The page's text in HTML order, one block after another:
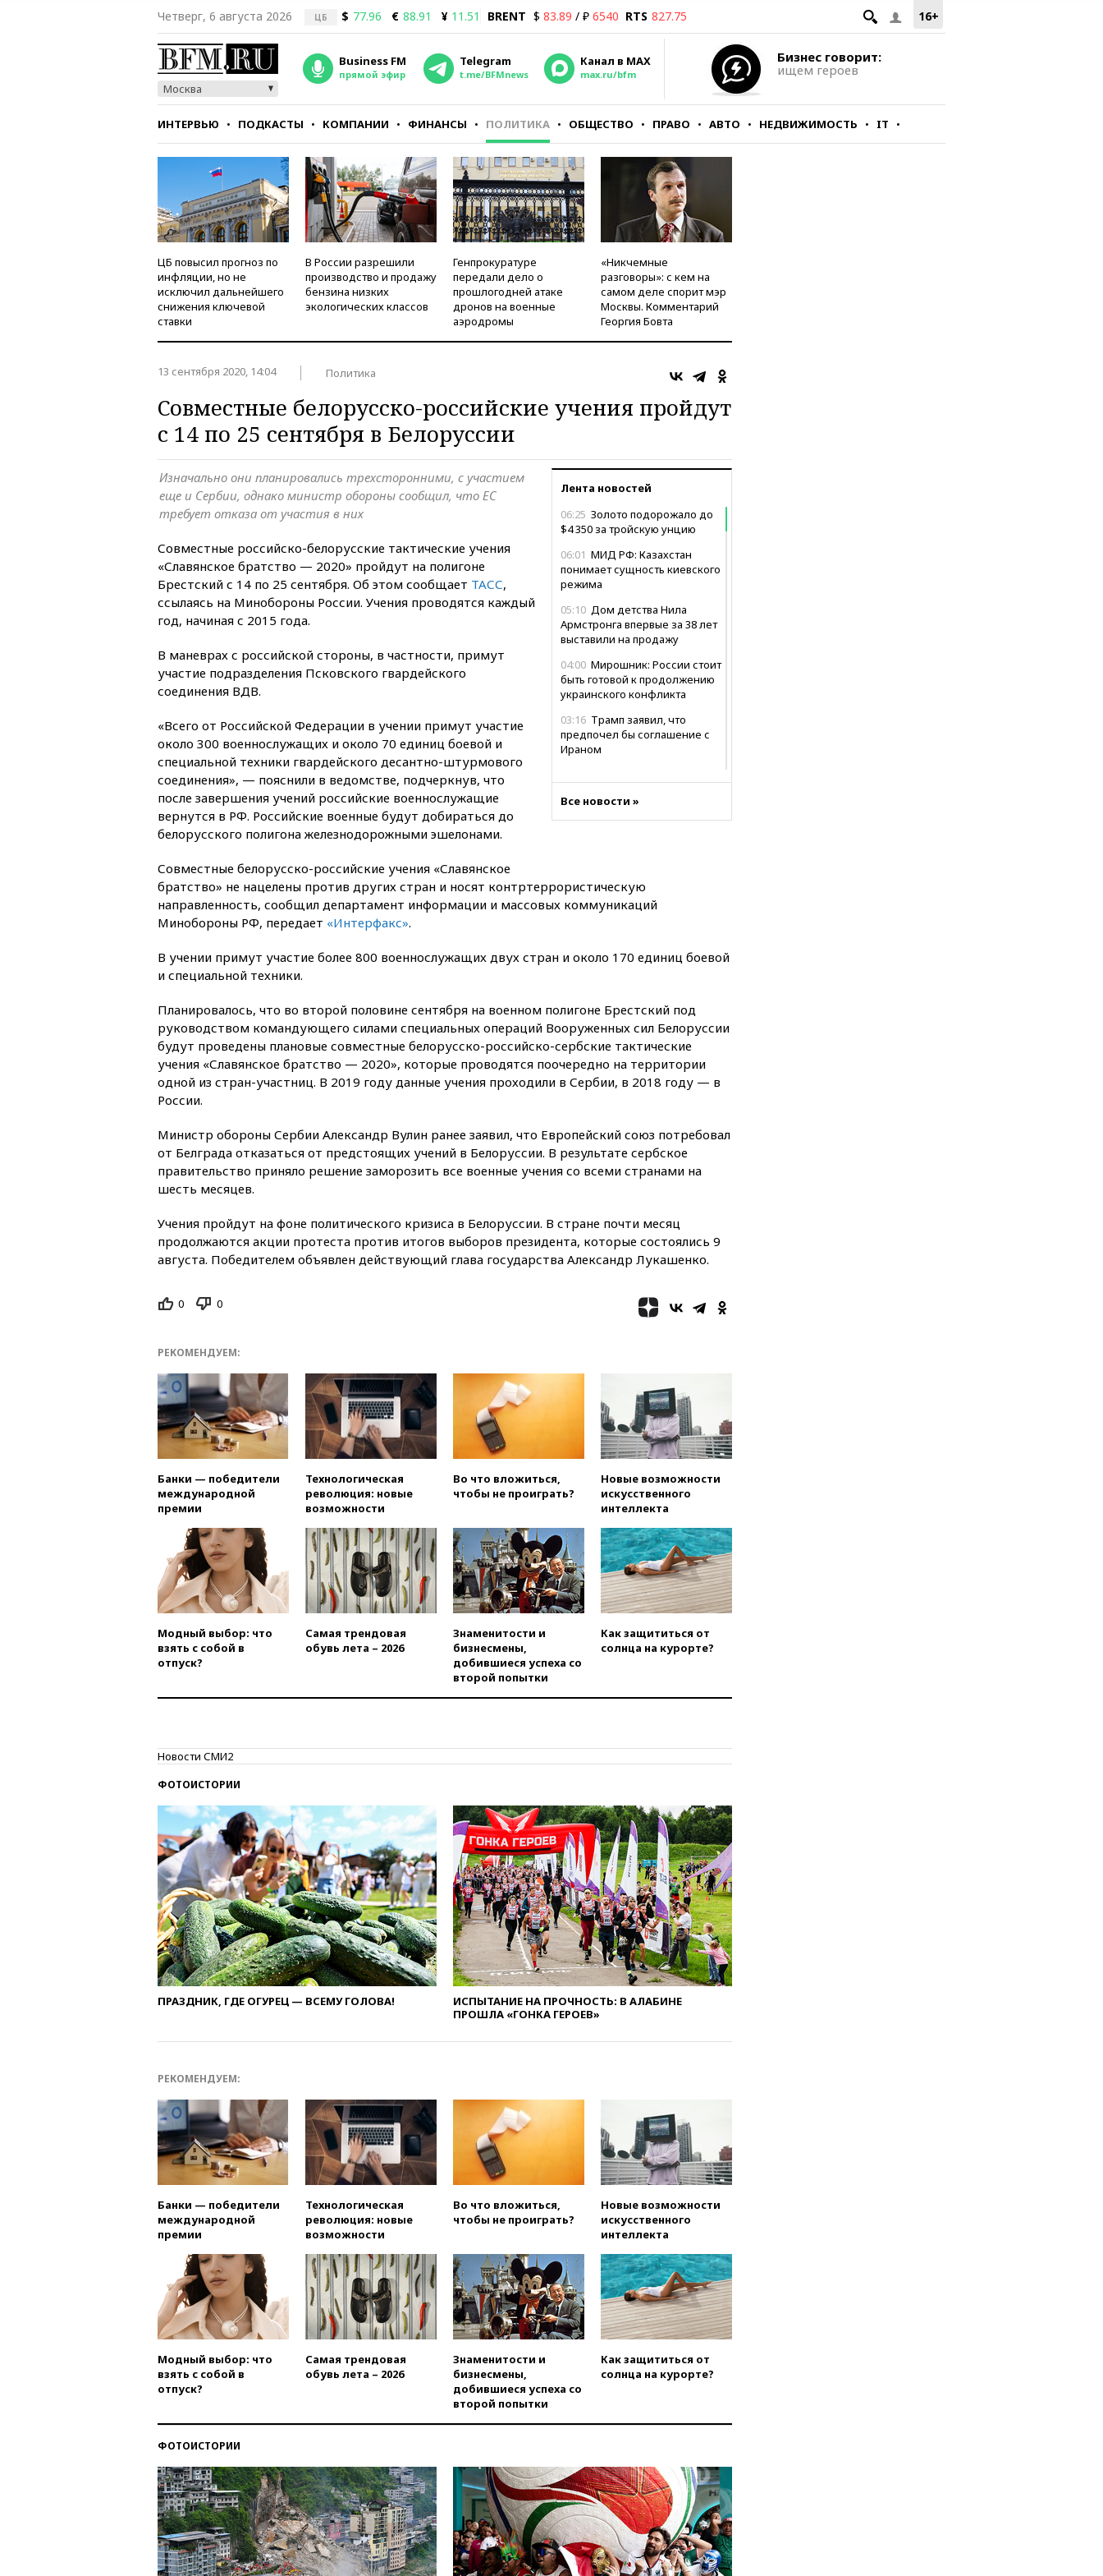
16+
Четверг, 6 августа 2026 ЦБ $ 77.96 € 88.91 ¥ 11.51 BRENT $ 83.89 / ₽ 6540 RTS 827.75
Москва
Business FM
прямой эфир
Telegram
t.me/BFMnews
Канал в MAX
max.ru/bfm
Бизнес говорит:
ищем героев
ИНТЕРВЬЮ ПОДКАСТЫ КОМПАНИИ ФИНАНСЫ ПОЛИТИКА ОБЩЕСТВО ПРАВО АВТО НЕДВИЖИМОСТЬ IT
СТИЛЬ ТЕСТЫ
ЦБ повысил прогноз по
инфляции, но не
исключил дальнейшего
снижения ключевой
ставки
В России разрешили
производство и продажу
бензина низких
экологических классов
Генпрокуратуре
передали дело о
прошлогодней атаке
дронов на военные
аэродромы
«Никчемные
разговоры»: с кем на
самом деле спорит мэр
Москвы. Комментарий
Георгия Бовта
13 сентября 2020, 14:04 Политика
Совместные белорусско-российские учения пройдут
с 14 по 25 сентября в Белоруссии
Лента новостей
06:25 Золото подорожало до
$4 350 за тройскую унцию
06:01 МИД РФ: Казахстан
понимает сущность киевского
режима
05:10 Дом детства Нила
Армстронга впервые за 38 лет
выставили на продажу
04:00 Мирошник: России стоит
быть готовой к продолжению
украинского конфликта
03:16 Трамп заявил, что
предпочел бы соглашение с
Ираном
области все еще неизвестна
00:05 Девочка с «маской
Бэтмена» показала лицо
после последней операции
историка Артема Кирпиченка
разгромил «Оренбург» в
Кубке России
вчера, 23:00 Пост Дмитриева в
X о миграционном кризисе в
Сеуте набрал миллион
просмотров
банкротство «Кванта» не
означает прекращения
производства телевизоров в
РФ
вагонов сошли с рельсов в
Оренбургской области
вчера, 22:22 Минфин: в июле
Аксаков: ЦБ
подтвердили, что конкурс
пройдет в Саудовской Аравии
вчера, 21:35Машков: в РФ
подготовили концепцию
искусства до 2035 года
вчера, 21:21 Правительство
бензина старых
экологических классов
вчера, 21:15Путин обсудил с
Машковым 150-летие Союза
театральных деятелей
вчера, 20:47 Newsweek:
«взрывная» диарея охватила
47 из 50 штатов США
сбила 200 украинских
главы «Уралдронзавода»
после взрыва ничего не
угрожает
вчера, 20:08По всей Грузии
снова отключилось
электричество
вчера, 20:00Зеленский связал
дефицит ракет с попыткой
Запада принудить Киев к
уступкам
примет беспрецедентные
меры безопасности во время
вчера, 19:25
Путин
прокомментировал первый
номер «Единой России» в
бюллетене
вчера, 19:15Путин обсудил с
Памфиловой подготовку к
единому дню голосования
вчера, 18:56Wildberries
отрицает перенос основной
логистики за пределы России
вчера, 18:45Крупнейший
склад маркетплейса Rozetka
сгорел под Киевом
вчера, 18:35 Джаред Лето
лишился роли в фильме
Барри Левинсона на фоне
1 ноября»
вчера, 18:15Путин указал на
нехватку врачей в
Белгородской области
вчера, 17:58ЕС отменил
временную защиту для
Все новости »
Изначально они планировались трехсторонними, с участием
еще и Сербии, однако министр обороны сообщил, что ЕС
требует отказа от участия в них
Совместные российско-белорусские тактические учения
«Славянское братство — 2020» пройдут на полигоне
Брестский с 14 по 25 сентября. Об этом сообщает ТАСС,
ссылаясь на Минобороны России. Учения проводятся каждый
год, начиная с 2015 года.
В маневрах с российской стороны, в частности, примут
участие подразделения Псковского гвардейского
соединения ВДВ.
«Всего от Российской Федерации в учении примут участие
около 300 военнослужащих и около 70 единиц боевой и
специальной техники гвардейского десантно-штурмового
соединения», — пояснили в ведомстве, подчеркнув, что
после завершения учений российские военнослужащие
вернутся в РФ. Российские военные будут добираться до
белорусского полигона железнодорожными эшелонами.
Совместные белорусско-российские учения «Славянское
братство» не нацелены против других стран и носят контртеррористическую
направленность, сообщил департамент информации и массовых коммуникаций
Минобороны РФ, передает «Интерфакс».
В учении примут участие более 800 военнослужащих двух стран и около 170 единиц боевой
и специальной техники.
Планировалось, что во второй половине сентября на военном полигоне Брестский под
руководством командующего силами специальных операций Вооруженных сил Белоруссии
будут проведены плановые совместные белорусско-российско-сербские тактические
учения «Славянское братство — 2020», которые проводятся поочередно на территории
одной из стран-участниц. В 2019 году данные учения проходили в Сербии, в 2018 году — в
России.
Министр обороны Сербии Александр Вулин ранее заявил, что Европейский союз потребовал
от Белграда отказаться от предстоящих учений в Белоруссии. В результате сербское
правительство приняло решение заморозить все военные учения со всеми странами на
шесть месяцев.
Учения пройдут на фоне политического кризиса в Белоруссии. В стране почти месяц
продолжаются акции протеста против итогов выборов президента, которые состоялись 9
августа. Победителем объявлен действующий глава государства Александр Лукашенко.
0 0
РЕКОМЕНДУЕМ:
Банки — победители
международной
премии
Технологическая
революция: новые
возможности
Во что вложиться,
чтобы не проиграть?
Новые возможности
искусственного
интеллекта
Модный выбор: что
взять с собой в
отпуск?
Самая трендовая
обувь лета – 2026
Знаменитости и
бизнесмены,
добившиеся успеха со
второй попытки
Как защититься от
солнца на курорте?
Новости СМИ2
ФОТОИСТОРИИ
ПРАЗДНИК, ГДЕ ОГУРЕЦ — ВСЕМУ ГОЛОВА!
ИСПЫТАНИЕ НА ПРОЧНОСТЬ: В АЛАБИНЕ
ПРОШЛА «ГОНКА ГЕРОЕВ»
РЕКОМЕНДУЕМ:
Банки — победители
международной
премии
Технологическая
революция: новые
возможности
Во что вложиться,
чтобы не проиграть?
Новые возможности
искусственного
интеллекта
Модный выбор: что
взять с собой в
отпуск?
Самая трендовая
обувь лета – 2026
Знаменитости и
бизнесмены,
добившиеся успеха со
второй попытки
Как защититься от
солнца на курорте?
ФОТОИСТОРИИ